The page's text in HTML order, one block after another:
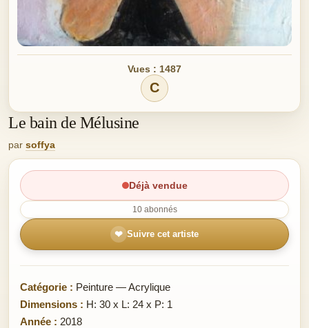
Vues : 1487
C
Le bain de Mélusine
par soffya
Déjà vendue
10 abonnés
❤ Suivre cet artiste
Catégorie : Peinture — Acrylique
Dimensions : H: 30 x L: 24 x P: 1
Année : 2018